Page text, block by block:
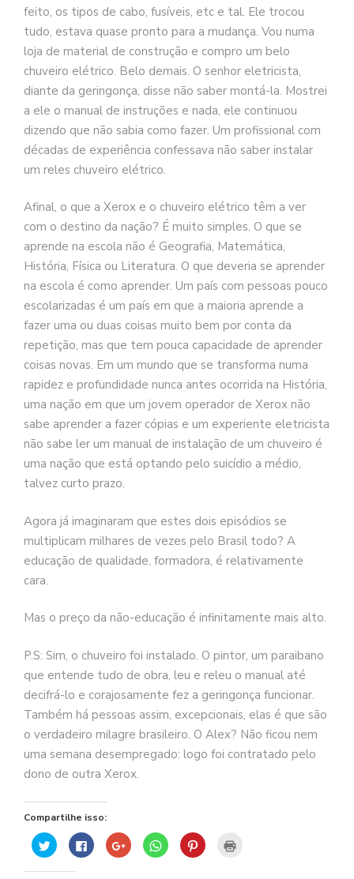
feito, os tipos de cabo, fusíveis, etc e tal. Ele trocou
tudo, estava quase pronto para a mudança. Vou numa
loja de material de construção e compro um belo
chuveiro elétrico. Belo demais. O senhor eletricista,
diante da geringonça, disse não saber montá-la. Mostrei
a ele o manual de instruções e nada, ele continuou
dizendo que não sabia como fazer. Um profissional com
décadas de experiência confessava não saber instalar
um reles chuveiro elétrico.
Afinal, o que a Xerox e o chuveiro elétrico têm a ver
com o destino da nação? É muito simples. O que se
aprende na escola não é Geografia, Matemática,
História, Física ou Literatura. O que deveria se aprender
na escola é como aprender. Um país com pessoas pouco
escolarizadas é um país em que a maioria aprende a
fazer uma ou duas coisas muito bem por conta da
repetição, mas que tem pouca capacidade de aprender
coisas novas. Em um mundo que se transforma numa
rapidez e profundidade nunca antes ocorrida na História,
uma nação em que um jovem operador de Xerox não
sabe aprender a fazer cópias e um experiente eletricista
não sabe ler um manual de instalação de um chuveiro é
uma nação que está optando pelo suicídio a médio,
talvez curto prazo.
Agora já imaginaram que estes dois episódios se
multiplicam milhares de vezes pelo Brasil todo? A
educação de qualidade, formadora, é relativamente
cara.
Mas o preço da não-educação é infinitamente mais alto.
P.S: Sim, o chuveiro foi instalado. O pintor, um paraibano
que entende tudo de obra, leu e releu o manual até
decifrá-lo e corajosamente fez a geringonça funcionar.
Também há pessoas assim, excepcionais, elas é que são
o verdadeiro milagre brasileiro. O Alex? Não ficou nem
uma semana desempregado: logo foi contratado pelo
dono de outra Xerox.
Compartilhe isso:
Clique
para
compartilhar
no
Clique
para
compartilhar
Compartilhe
no
Google+
Clique
para
compartilhar
Clique
para